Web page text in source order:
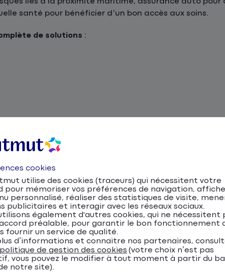
santé pour bénéficier d’un bon accès aux soins.
de solutions :
personnalisé !
moto, scooter et
entre ruelles du centre historique, routes côtières et
de transports en commun et le développement
le scooter ou la moto restent des moyens de
assurance auto en ligne
comporte des risques spécifiques qu'il est
cookies
utilise des cookies (traceurs) qui nécessitent votre
pour mémoriser vos préférences de navigation,
personnalisé, réaliser des statistiques de visite,
publicitaires et interagir avec les réseaux sociaux.
également d'autres cookies, qui ne nécessitent
préalable, pour garantir le bon fonctionnement
fournir un service de qualité.
d’informations et connaitre nos partenaires,
politique de gestion des cookies (votre choix n’est pas
vous pouvez le modifier à tout moment à partir du
notre site).